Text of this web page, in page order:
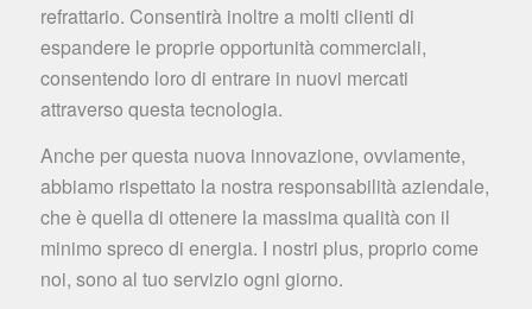
refrattario. Consentirà inoltre a molti clienti di
espandere le proprie opportunità commerciali,
consentendo loro di entrare in nuovi mercati
attraverso questa tecnologia.
Anche per questa nuova innovazione, ovviamente,
abbiamo rispettato la nostra responsabilità aziendale,
che è quella di ottenere la massima qualità con il
minimo spreco di energia. I nostri plus, proprio come
noi, sono al tuo servizio ogni giorno.